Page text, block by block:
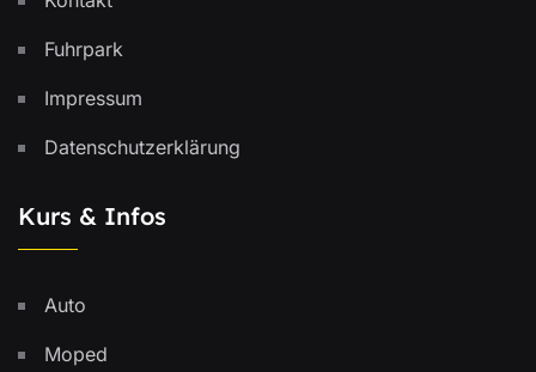
Fuhrpark
Impressum
Datenschutzerklärung
Kurs & Infos
Auto
Moped